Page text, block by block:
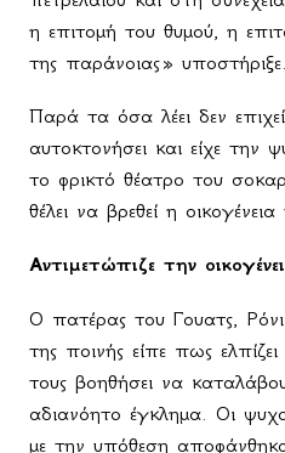
η επιτομή του θυμού, η
της παράνοιας» υποστήριξε.
Παρά τα όσα λέει δεν
αυτοκτονήσει και είχε την
το φρικτό θέατρο του
θέλει να βρεθεί η οικογένεια
Αντιμετώπιζε την
Ο πατέρας του Γουατς,
της ποινής είπε πως
τους βοηθήσει να
αδιανόητο έγκλημα. Οι
με την υπόθεση